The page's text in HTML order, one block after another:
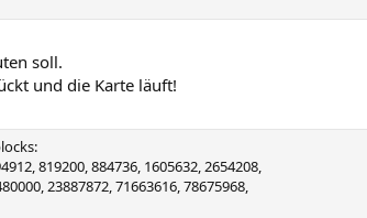
soll.
und die Karte läuft!
819200, 884736, 1605632, 2654208,
23887872, 71663616, 78675968,